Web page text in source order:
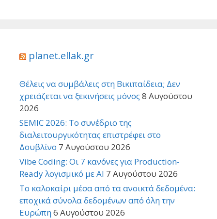
planet.ellak.gr
Θέλεις να συμβάλεις στη Βικιπαίδεια; Δεν
χρειάζεται να ξεκινήσεις μόνος 8 Αυγούστου
2026
SEMIC 2026: Το συνέδριο της
διαλειτουργικότητας επιστρέφει στο
Δουβλίνο 7 Αυγούστου 2026
Vibe Coding: Οι 7 κανόνες για Production-
Ready λογισμικό με AI 7 Αυγούστου 2026
Το καλοκαίρι μέσα από τα ανοικτά δεδομένα:
εποχικά σύνολα δεδομένων από όλη την
Ευρώπη6 Αυγούστου 2026